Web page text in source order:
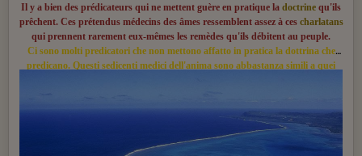
Il y a bien des prédicateurs qui ne mettent guère en pratique la doctrine qu'ils
prêchent. Ces prétendus médecins des âmes ressemblent assez à ces charlatans
qui prennent rarement eux-mêmes les remèdes qu'ils débitent au peuple.
Ci sono molti predicatori che non mettono affatto in pratica la dottrina che
predicano. Questi sedicenti medici dell'anima sono abbastanza simili a quei